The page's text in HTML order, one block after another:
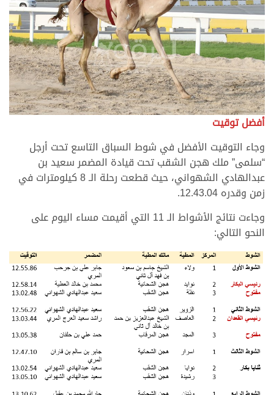
أفضل توقيت
وجاء التوقيت الأفضل في شوط السباق التاسع تحت أرجل
“سلمى” ملك هجن الشقب تحت قيادة المضمر سعيد بن
عبدالهادي الشهواني، حيث قطعت رحلة الـ 8 كيلومترات في
زمن وقدره 12.43.04.
وجاءت نتائج الأشواط الـ 11 التي أقيمت مساء اليوم على
النحو التالي: